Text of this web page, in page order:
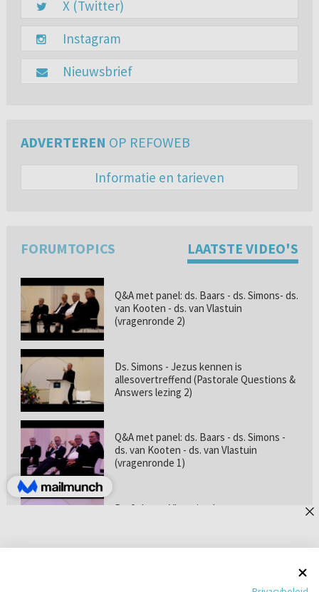
X (Twitter)
Instagram
Nieuwsbrief
ADVERTEREN OP REFOWEB
Informatie en tarieven
FORUMTOPICS LAATSTE VIDEO'S
Q&A met panel: ds. Baars - ds. Simons- ds.
van Kooten - ds. van Vlastuin
(vragenronde 2)
Ds. Simons - Jezus kennen is
allesovertreffend (Pastorale Questions &
Answers lezing 2)
Q&A met panel: ds. Baars - ds. Simons -
ds. van Kooten - ds. van Vlastuin
(vragenronde 1)
Prof. dr. van Vlastuin - Is